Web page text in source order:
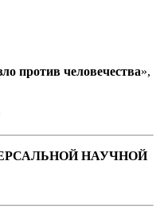
против человечества»,
НАУЧНОЙ